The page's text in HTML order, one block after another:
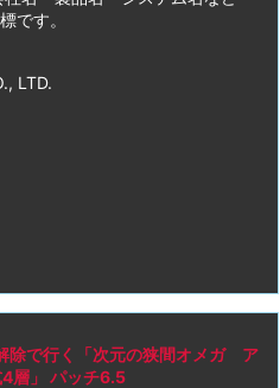
です。
LTD.
除で行く「次元の狭間オメガ ア
層」 パッチ6.5